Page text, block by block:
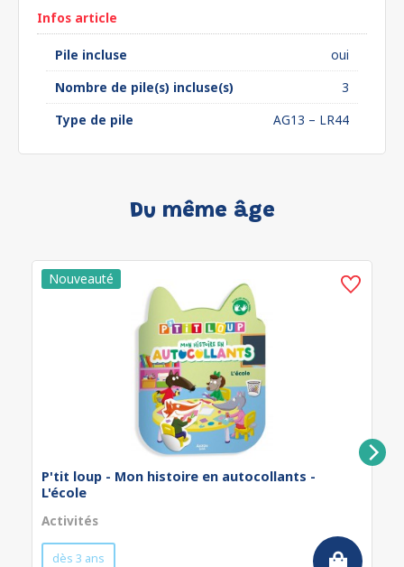
Infos article
Pile incluse
oui
Nombre de pile(s) incluse(s)
3
Type de pile
AG13 – LR44
Du même âge
P'tit loup - Mon histoire en autocollants -
L'école
Activités
dès 3 ans